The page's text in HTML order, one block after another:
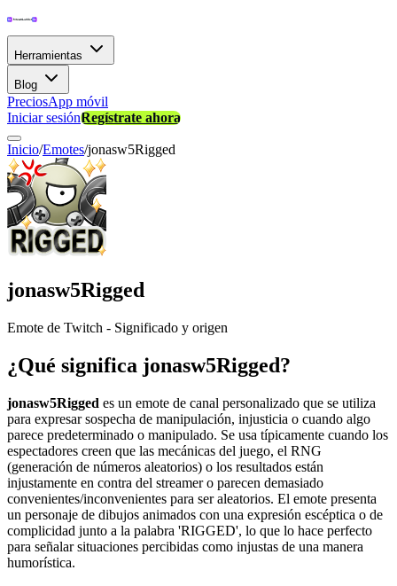
Herramientas
Blog
PreciosApp móvil
Iniciar sesiónRegístrate ahora
Inicio/Emotes/jonasw5Rigged
jonasw5Rigged
Emote de Twitch - Significado y origen
¿Qué significa jonasw5Rigged?
jonasw5Rigged es un emote de canal personalizado que se utiliza
para expresar sospecha de manipulación, injusticia o cuando algo
parece predeterminado o manipulado. Se usa típicamente cuando los
espectadores creen que las mecánicas del juego, el RNG
(generación de números aleatorios) o los resultados están
injustamente en contra del streamer o parecen demasiado
convenientes/inconvenientes para ser aleatorios. El emote presenta
un personaje de dibujos animados con una expresión escéptica o de
complicidad junto a la palabra 'RIGGED', lo que lo hace perfecto
para señalar situaciones percibidas como injustas de una manera
humorística.